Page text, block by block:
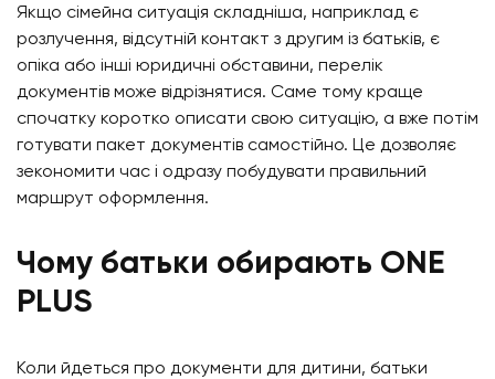
Якщо сімейна ситуація складніша, наприклад є
розлучення, відсутній контакт з другим із батьків, є
опіка або інші юридичні обставини, перелік
документів може відрізнятися. Саме тому краще
спочатку коротко описати свою ситуацію, а вже потім
готувати пакет документів самостійно. Це дозволяє
зекономити час і одразу побудувати правильний
маршрут оформлення.
Чому батьки обирають ONE
PLUS
Коли йдеться про документи для дитини, батьки